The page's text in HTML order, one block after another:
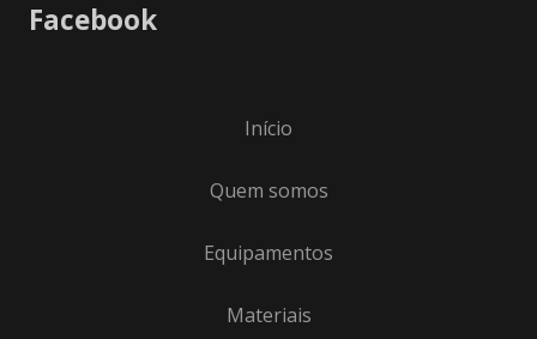
Facebook
Início
Quem somos
Equipamentos
Materiais